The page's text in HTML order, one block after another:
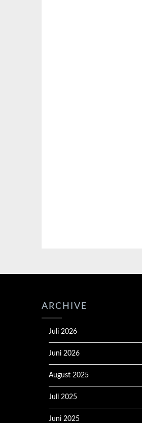
ARCHIVE
Juli 2026
Juni 2026
August 2025
Juli 2025
Juni 2025